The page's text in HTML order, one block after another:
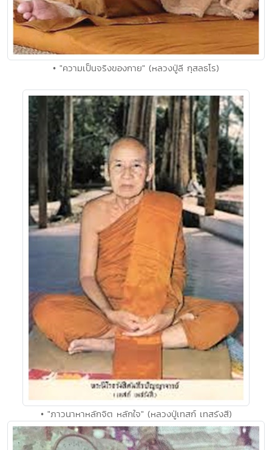
• "ความเป็นจริงของกาย" (หลวงปู่ลี กุสลธโร)
• "ภาวนาหาหลักจิต หลักใจ" (หลวงปู่เทสก์ เทสรังสี)